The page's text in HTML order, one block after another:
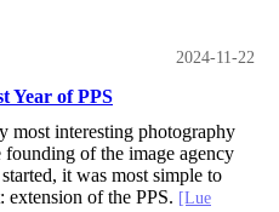
2024-11-22
Year of PPS
most interesting photography
founding of the image agency
it was most simple to
extension of the PPS. [Lue